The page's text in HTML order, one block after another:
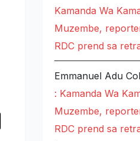
Kamanda Wa
Muzembe,
RDC prend sa
Emmanuel Adu
: Kamanda Wa
Muzembe,
RDC prend sa